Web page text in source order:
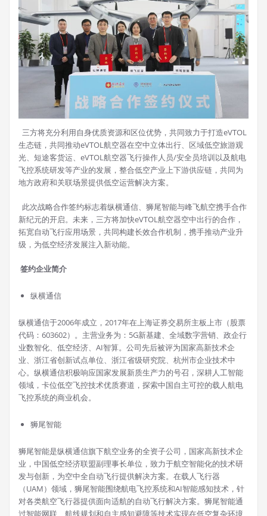
三方将充分利用自身优质资源和区位优势，共同致力于打造eVTOL
生态链，共同推动eVTOL航空器在空中立体出行、区域低空旅游观
光、短途客货运、eVTOL航空器飞行操作人员/安全员培训以及航电
飞控系统研发等产业的发展，整合低空产业上下游供应链，共同为
地方政府和关联场景提供低空运营解决方案。
此次战略合作签约标志着纵横通信、狮尾智能与峰飞航空携手合作
新纪元的开启。未来，三方将加快eVTOL航空器空中出行的合作，
拓宽自动飞行应用场景，共同构建长效合作机制，携手推动产业升
级，为低空经济发展注入新动能。
签约企业简介
纵横通信
纵横通信于2006年成立，2017年在上海证券交易所主板上市（股票
代码：603602）。主营业务为：5G新基建、全域数字营销、政企行
业数智化、低空经济、AI智算。公司先后被评为国家高新技术企
业、浙江省创新试点单位、浙江省级研究院、杭州市企业技术中
心。纵横通信积极响应国家发展新质生产力的号召，深耕人工智能
领域，卡位低空飞控技术优质赛道，探索中国自主可控的载人航电
飞控系统的商业机会。
狮尾智能
狮尾智能是纵横通信旗下航空业务的全资子公司，国家高新技术企
业，中国低空经济联盟副理事长单位，致力于航空智能化的技术研
发与创新，为空中全自动飞行提供解决方案。在载人飞行器
（UAM）领域，狮尾智能围绕航电飞控系统和AI智能感知技术，针
对各类航空飞行器提供面向适航的自动飞行解决方案。狮尾智能通